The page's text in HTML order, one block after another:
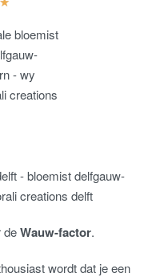
deWauw-factor.
wordt dat je een